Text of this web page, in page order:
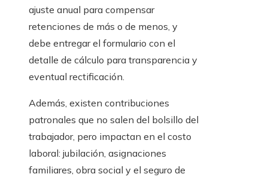
ajuste anual para compensar
retenciones de más o de menos, y
debe entregar el formulario con el
detalle de cálculo para transparencia y
eventual rectificación.
Además, existen contribuciones
patronales que no salen del bolsillo del
trabajador, pero impactan en el costo
laboral: jubilación, asignaciones
familiares, obra social y el seguro de